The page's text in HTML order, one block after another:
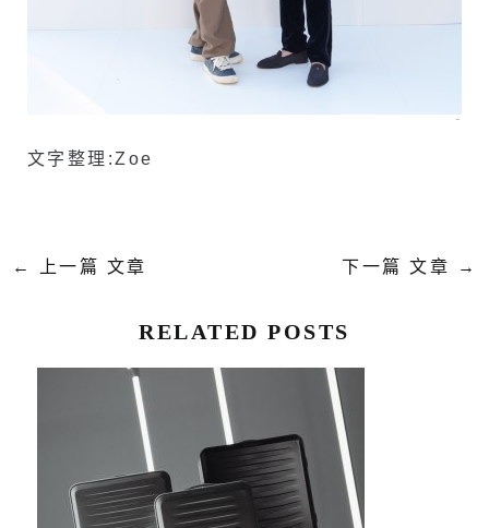
–
文字整理:Zoe
← 上一篇 文章 下一篇 文章 →
RELATED POSTS